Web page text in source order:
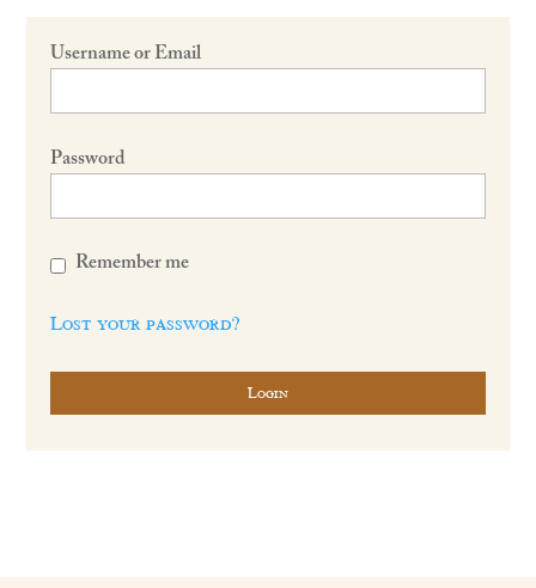
Username or Email
Password
Remember me
Lost your password?